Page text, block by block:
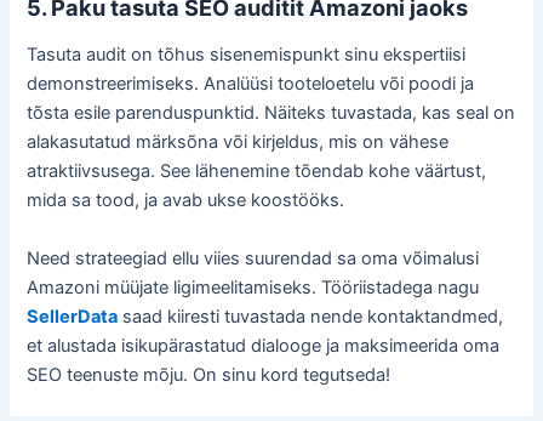
5. Paku tasuta SEO auditit Amazoni jaoks
Tasuta audit on tõhus sisenemispunkt sinu ekspertiisi
demonstreerimiseks. Analüüsi tooteloetelu või poodi ja
tõsta esile parenduspunktid. Näiteks tuvastada, kas seal on
alakasutatud märksõna või kirjeldus, mis on vähese
atraktiivsusega. See lähenemine tõendab kohe väärtust,
mida sa tood, ja avab ukse koostööks.
Need strateegiad ellu viies suurendad sa oma võimalusi
Amazoni müüjate ligimeelitamiseks. Tööriistadega nagu
SellerData saad kiiresti tuvastada nende kontaktandmed,
et alustada isikupärastatud dialooge ja maksimeerida oma
SEO teenuste mõju. On sinu kord tegutseda!